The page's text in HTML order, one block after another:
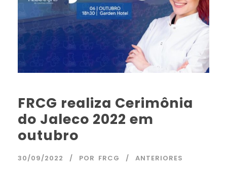
FRCG realiza Cerimônia
do Jaleco 2022 em
outubro
30/09/2022 POR FRCG ANTERIORES